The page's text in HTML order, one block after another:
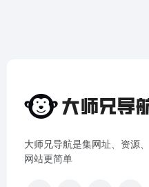
大师兄导航是集网址、资源
网站更简单